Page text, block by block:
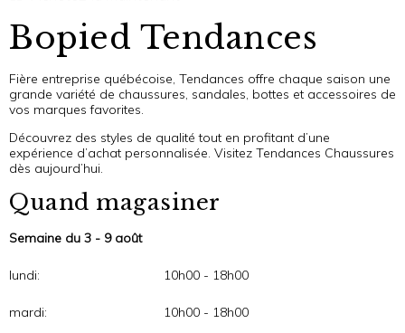
Bopied Tendances
Fière entreprise québécoise, Tendances offre chaque saison une
grande variété de chaussures, sandales, bottes et accessoires de
vos marques favorites.
Découvrez des styles de qualité tout en profitant d’une
expérience d’achat personnalisée. Visitez Tendances Chaussures
dès aujourd’hui.
Quand magasiner
Semaine du 3 - 9 août
lundi: 10h00 - 18h00
mardi: 10h00 - 18h00